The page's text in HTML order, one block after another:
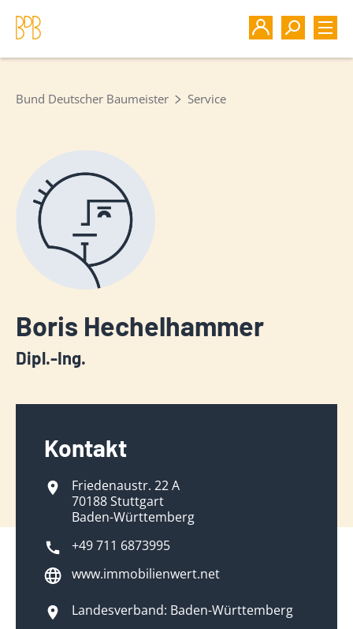
Bund Deutscher Baumeister Service
Boris Hechelhammer
Dipl.-Ing.
Kontakt
Friedenaustr. 22 A
70188 Stuttgart
Baden-Württemberg
+49 711 6873995
www.immobilienwert.net
Landesverband: Baden-Württemberg